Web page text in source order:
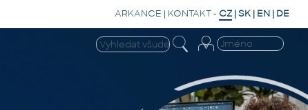
ARKANCE | KONTAKT- CZ |SK | EN | DE